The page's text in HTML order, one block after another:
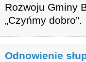
Rozwoju Gminy
„Czyńmy dobro”.
Odnowienie